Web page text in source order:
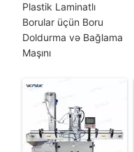
Plastik Laminatlı
Borular üçün Boru
Doldurma və Bağlama
Maşını